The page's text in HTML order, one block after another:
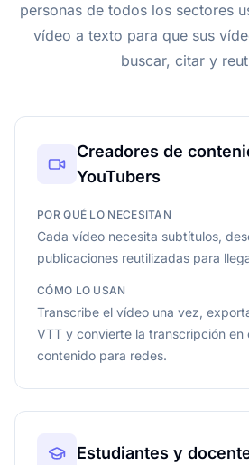
personas de todos los sectores
vídeo a texto para que sus
buscar, citar y
Creadores de
YouTubers
POR QUÉ LO NECESITAN
Cada vídeo necesita subtítulos,
publicaciones reutilizadas para
CÓMO LO USAN
Transcribe el vídeo una vez,
VTT y convierte la transcripción
contenido para redes.
Estudiantes y